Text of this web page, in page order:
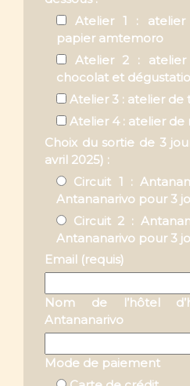
Antananarivo pour 3
Circuit 2 :
Antananarivo pour 3
Email (requis)
Nom de l’hôtel
Antananarivo
Mode de paiement
Carte de crédit
Virement bancaire